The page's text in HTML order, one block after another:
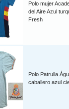
Polo mujer
del Aire Azul
Fresh
Polo Patrulla
caballero azul